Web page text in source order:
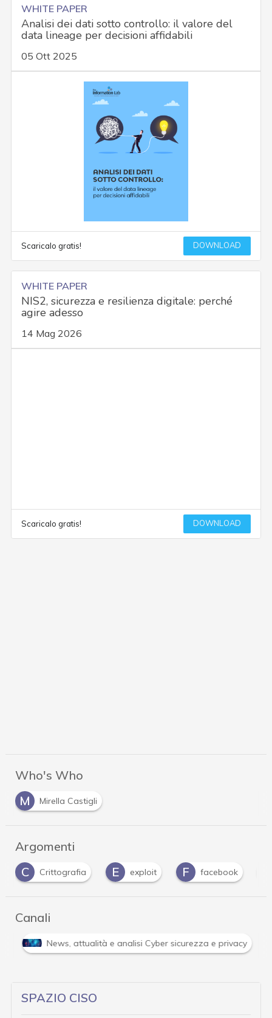
WHITE PAPER
Analisi dei dati sotto controllo: il valore del
data lineage per decisioni affidabili
05 Ott 2025
Scaricalo gratis! DOWNLOAD
WHITE PAPER
NIS2, sicurezza e resilienza digitale: perché
agire adesso
14 Mag 2026
Scaricalo gratis! DOWNLOAD
Who's Who
M
Mirella Castigli
Argomenti
C
Crittografia E exploit F facebook
Canali
News, attualità e analisi Cyber sicurezza e privacy
SPAZIO CISO